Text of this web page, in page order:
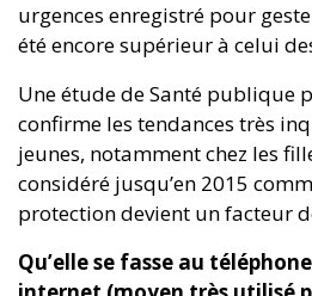
urgences enregistré pour
été encore supérieur à celui
Une étude de Santé publique
confirme les tendances très
jeunes, notamment chez les
considéré jusqu’en 2015
protection devient un facteur
Qu’elle se fasse au